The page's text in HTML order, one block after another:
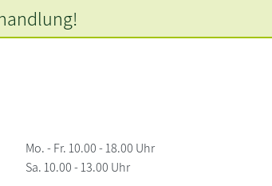
Mo. - Fr. 10.00 - 18.00 Uhr
Sa. 10.00 - 13.00 Uhr